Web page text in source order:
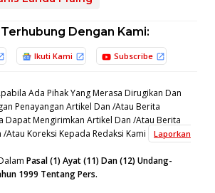
Dengan Kami:
Ikuti Kami Subscribe
Ada Pihak Yang Merasa Dirugikan Dan
Penayangan Artikel Dan /Atau Berita
Dapat Mengirimkan Artikel Dan /Atau Berita
/Atau Koreksi Kepada Redaksi Kami
Laporkan
Pasal (1) Ayat (11) Dan (12) Undang-
1999 Tentang Pers.